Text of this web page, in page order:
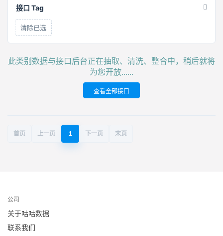
接口 Tag
清除已选
此类别数据与接口后台正在抽取、清洗、整合中，稍后就将
为您开放......
查看全部接口
首页 上一页 1 下一页 末页
公司
关于咕咕数据
联系我们